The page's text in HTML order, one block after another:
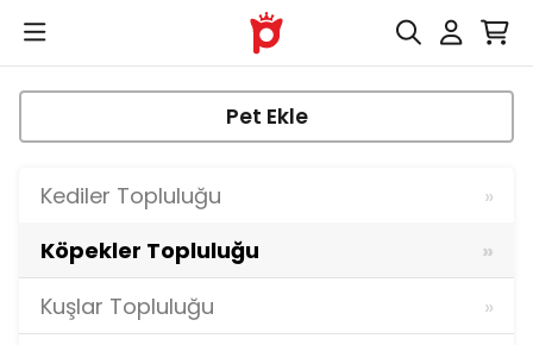
Pet Ekle
Kediler Topluluğu
Köpekler Topluluğu
Kuşlar Topluluğu